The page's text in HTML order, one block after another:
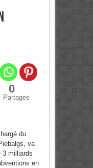
0
Partages
du
va
3 milliards
en